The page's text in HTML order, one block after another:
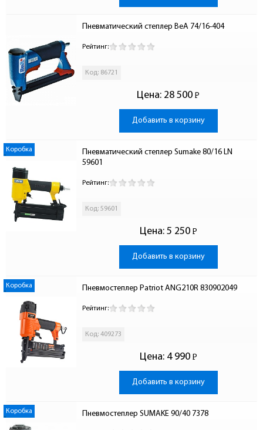
Пневматический степлер BeA 74/16-404
Рейтинг:
Код: 86721
Цена: 28 500 Р
-
Добавить в корзину
Коробка
Пневматический степлер Sumake 80/16 LN
59601
Рейтинг:
Код: 59601
Цена: 5 250 Р
-
Добавить в корзину
Коробка Пневмостеплер Patriot ANG210R 830902049
Рейтинг:
Код: 409273
Цена: 4 990 Р
-
Добавить в корзину
Коробка Пневмостеплер SUMAKE 90/40 7378